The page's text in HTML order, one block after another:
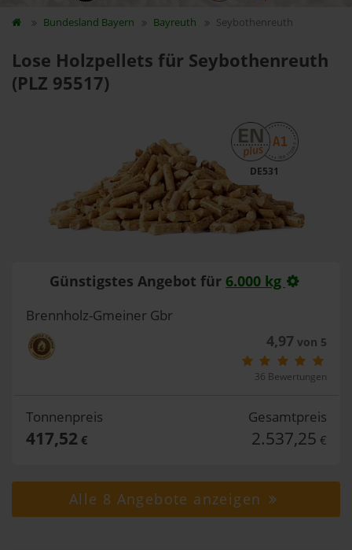
Bundesland Bayern Bayreuth Seybothenreuth
Lose Holzpellets für Seybothenreuth
(PLZ 95517)
DE531
Günstigstes Angebot für 6.000 kg
Brennholz-Gmeiner Gbr
4,97von 5
36 Bewertungen
Tonnenpreis
417,52 €
Gesamtpreis
2.537,25 €
Alle 8 Angebote anzeigen